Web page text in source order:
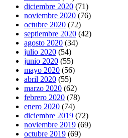
diciembre 2020 (71)
noviembre 2020 (76)
octubre 2020 (72)
septiembre 2020 (42)
agosto 2020 (34)
julio 2020 (54)
junio 2020 (55)
mayo 2020 (56)
abril 2020 (55)
marzo 2020 (62)
febrero 2020 (78)
enero 2020 (74)
diciembre 2019 (72)
noviembre 2019 (69)
octubre 2019 (69)